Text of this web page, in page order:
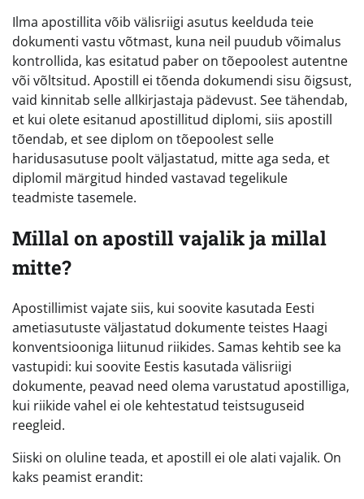
Ilma apostillita võib välisriigi asutus keelduda teie
dokumenti vastu võtmast, kuna neil puudub võimalus
kontrollida, kas esitatud paber on tõepoolest autentne
või võltsitud. Apostill ei tõenda dokumendi sisu õigsust,
vaid kinnitab selle allkirjastaja pädevust. See tähendab,
et kui olete esitanud apostillitud diplomi, siis apostill
tõendab, et see diplom on tõepoolest selle
haridusasutuse poolt väljastatud, mitte aga seda, et
diplomil märgitud hinded vastavad tegelikule
teadmiste tasemele.
Millal on apostill vajalik ja millal
mitte?
Apostillimist vajate siis, kui soovite kasutada Eesti
ametiasutuste väljastatud dokumente teistes Haagi
konventsiooniga liitunud riikides. Samas kehtib see ka
vastupidi: kui soovite Eestis kasutada välisriigi
dokumente, peavad need olema varustatud apostilliga,
kui riikide vahel ei ole kehtestatud teistsuguseid
reegleid.
Siiski on oluline teada, et apostill ei ole alati vajalik. On
kaks peamist erandit: